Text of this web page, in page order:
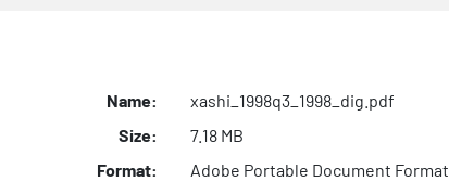
Name:
xashi_1998q3_1998_dig.pdf
Size:
7.18 MB
Format:
Adobe Portable Document Format